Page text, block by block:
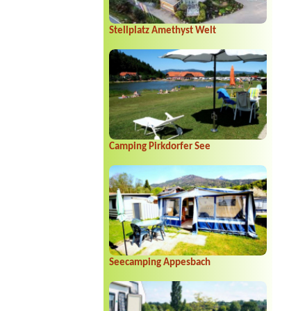
Stellplatz Amethyst Welt
Camping Pirkdorfer See
Seecamping Appesbach